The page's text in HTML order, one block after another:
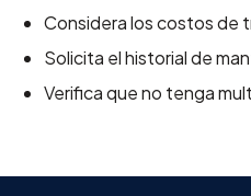
Considera los costos de
Solicita el historial de
Verifica que no tenga